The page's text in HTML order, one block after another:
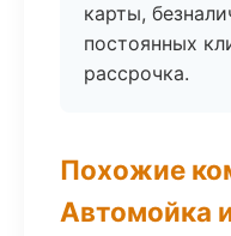
карты,
постоянных
рассрочка.
Похожие
Автомойка